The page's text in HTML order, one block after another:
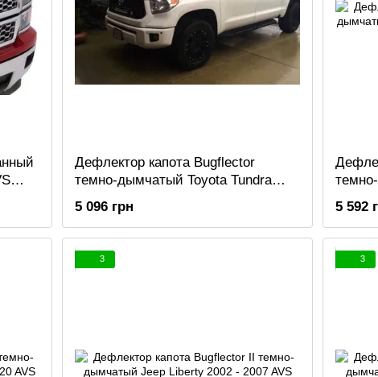
Дефлектор капота Bugflector
темно-дымчатый Toyota Tundra
2014 - 2021 AVS 23094
5 096 грн
2007 -
5 592
3 3